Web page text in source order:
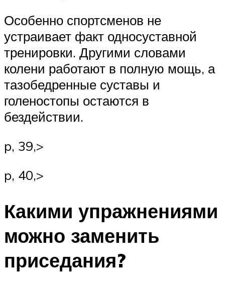
Особенно спортсменов не
устраивает факт односуставной
тренировки. Другими словами
колени работают в полную мощь, а
тазобедренные суставы и
голеностопы остаются в
бездействии.
p, 39,>
p, 40,>
Какими упражнениями
можно заменить
приседания?